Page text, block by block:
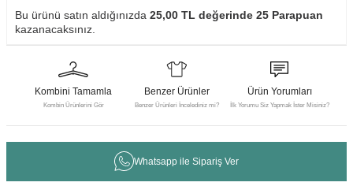
Bu ürünü satın aldığınızda 25,00 TL değerinde 25 Parapuan
kazanacaksınız.
Kombini Tamamla
Kombin Ürünlerini Gör
Benzer Ürünler
Benzer Ürünleri İncelediniz mi?
Ürün Yorumları
İlk Yorumu Siz Yapmak İster Misiniz?
Whatsapp ile Sipariş Ver